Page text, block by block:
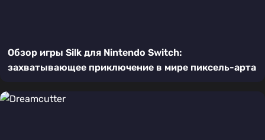
Обзор игры Silk для Nintendo Switch:
захватывающее приключение в мире пиксель-арта